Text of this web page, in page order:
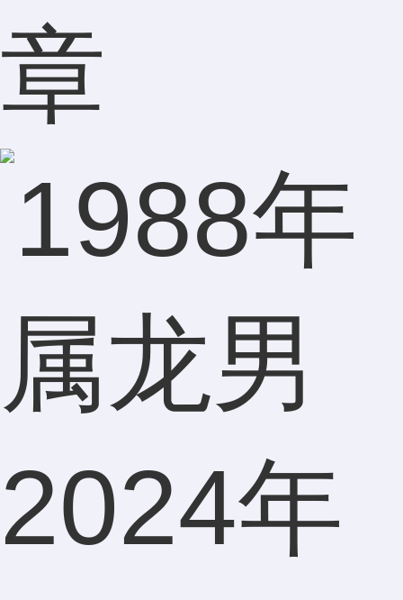
每个方面都有提到，有些问题提醒的非常及时，很有
帮助。
章